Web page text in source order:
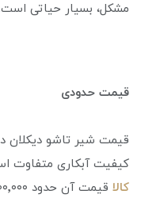
مشکل، بسیار حیاتی
قیمت حدودی
قیمت شیر تاشو دیکلان
کیفیت آبکاری متفاوت
کالا قیمت آن حدود ۸٬۶۰۰٬۰۰۰ تومان گزارش شده است.